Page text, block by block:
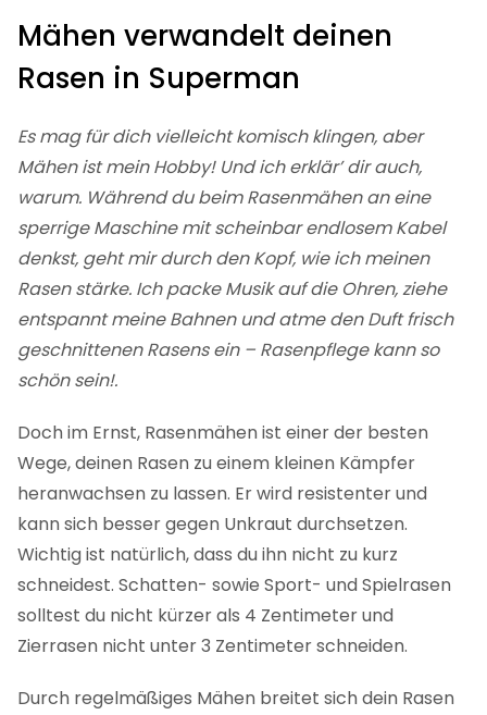
Mähen verwandelt deinen
Rasen in Superman
Es mag für dich vielleicht komisch klingen, aber
Mähen ist mein Hobby! Und ich erklär’ dir auch,
warum. Während du beim Rasenmähen an eine
sperrige Maschine mit scheinbar endlosem Kabel
denkst, geht mir durch den Kopf, wie ich meinen
Rasen stärke. Ich packe Musik auf die Ohren, ziehe
entspannt meine Bahnen und atme den Duft frisch
geschnittenen Rasens ein – Rasenpflege kann so
schön sein!.
Doch im Ernst, Rasenmähen ist einer der besten
Wege, deinen Rasen zu einem kleinen Kämpfer
heranwachsen zu lassen. Er wird resistenter und
kann sich besser gegen Unkraut durchsetzen.
Wichtig ist natürlich, dass du ihn nicht zu kurz
schneidest. Schatten- sowie Sport- und Spielrasen
solltest du nicht kürzer als 4 Zentimeter und
Zierrasen nicht unter 3 Zentimeter schneiden.
Durch regelmäßiges Mähen breitet sich dein Rasen